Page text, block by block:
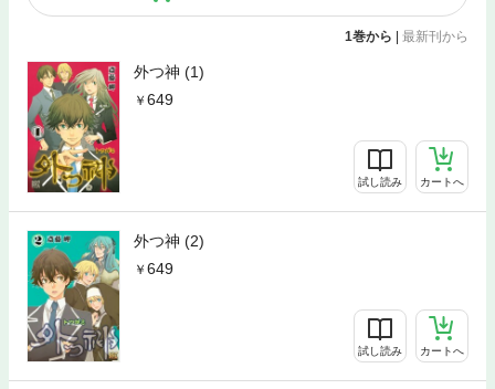
1巻から | 最新刊から
外つ神 (1)
649
試し読み カートへ
外つ神 (2)
649
試し読み カートへ